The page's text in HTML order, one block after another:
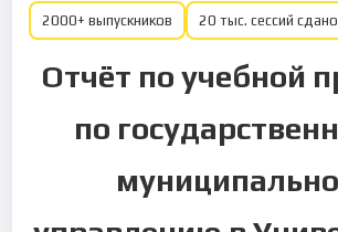
2000+ выпускников 20 тыс. сессий сдано
Отчёт по учебной
по